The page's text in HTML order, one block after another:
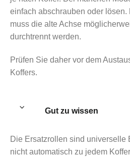
einfach abschrauben oder lösen.
muss die alte Achse
durchtrennt werden.
Prüfen Sie daher vor dem
Koffers.
Gut zu wissen
Die Ersatzrollen sind universelle
nicht automatisch zu jedem